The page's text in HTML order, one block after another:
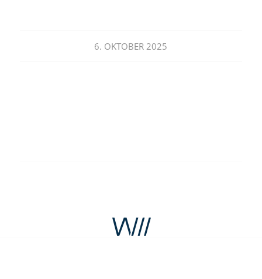
6. OKTOBER 2025